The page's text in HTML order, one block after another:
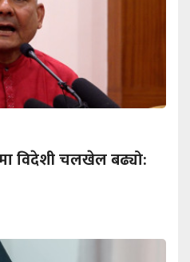
विदेशी चलखेल बढ्यो: